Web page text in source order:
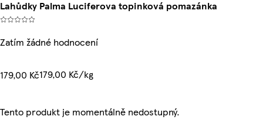
Lahůdky Palma Luciferova topinková pomazánka
Zatím žádné hodnocení
179,00 Kč179,00 Kč/kg
Tento produkt je momentálně nedostupný.